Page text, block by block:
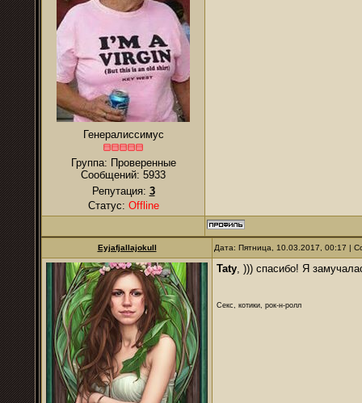
Генералиссимус
Группа: Проверенные
Сообщений: 5933
Репутация: 3
Статус: Offline
Eyjafjallajokull Дата: Пятница, 10.03.2017, 00:17 |
Taty, ))) спасибо! Я
Секс, котики, рок-н-ролл